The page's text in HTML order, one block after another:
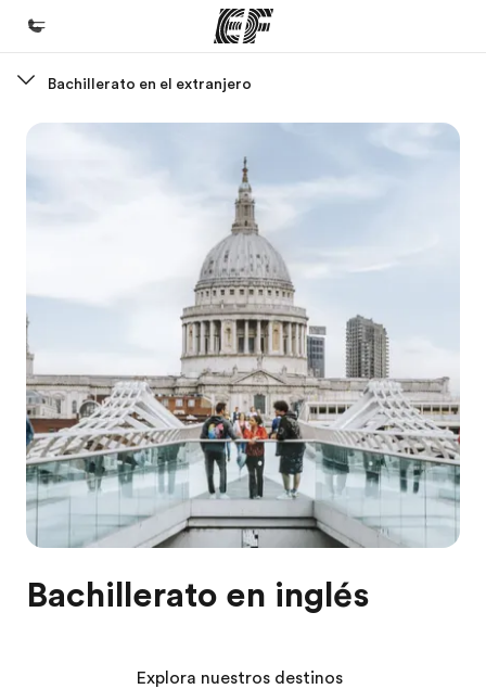
Encuentra una oficina
Sobre nosotros
Quiénes somos
Trabajos
Únete al equipo
Bachillerato en el extranjero
Bachillerato en inglés
Explora nuestros destinos